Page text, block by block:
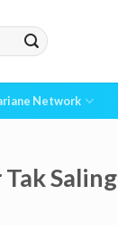
Network
Saling